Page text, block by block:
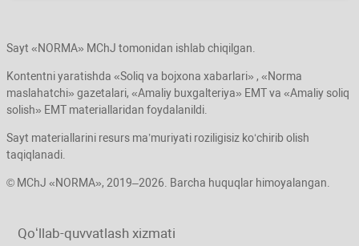
Sayt «NORMA» MChJ tomonidan ishlab chiqilgan.
Kontentni yaratishda «Soliq va bojхona хabarlari» , «Norma
maslahatchi» gazetalari, «Amaliy buхgalteriya» EMT va «Amaliy soliq
solish» EMT materiallaridan foydalanildi.
Sayt materiallarini resurs ma’muriyati roziligisiz koʻchirib olish
taqiqlanadi.
© MChJ «NORMA», 2019–2026. Barcha huquqlar himoyalangan.
Qoʻllab-quvvatlash хizmati